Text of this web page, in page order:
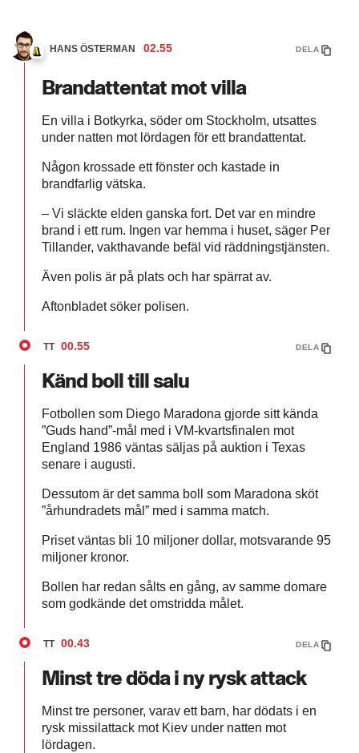
HANS ÖSTERMAN 02.55 DELA
Brandattentat mot villa
En villa i Botkyrka, söder om Stockholm, utsattes
under natten mot lördagen för ett brandattentat.
Någon krossade ett fönster och kastade in
brandfarlig vätska.
– Vi släckte elden ganska fort. Det var en mindre
brand i ett rum. Ingen var hemma i huset, säger Per
Tillander, vakthavande befäl vid räddningstjänsten.
Även polis är på plats och har spärrat av.
Aftonbladet söker polisen.
TT 00.55 DELA
Känd boll till salu
Fotbollen som Diego Maradona gjorde sitt kända
”Guds hand”-mål med i VM-kvartsfinalen mot
England 1986 väntas säljas på auktion i Texas
senare i augusti.
Dessutom är det samma boll som Maradona sköt
”århundradets mål” med i samma match.
Priset väntas bli 10 miljoner dollar, motsvarande 95
miljoner kronor.
Bollen har redan sålts en gång, av samme domare
som godkände det omstridda målet.
TT 00.43 DELA
Minst tre döda i ny rysk attack
Minst tre personer, varav ett barn, har dödats i en
rysk missilattack mot Kiev under natten mot
lördagen.